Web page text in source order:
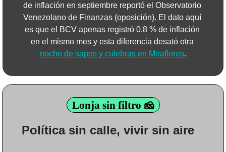
de inflación en septiembre reportó el Observatorio
Venezolano de Finanzas (oposición). El dato aquí
es que el BCV apenas registró 0,8 % de inflación
noche de sapos y culebras en Miraflores.
Lonja sin filtro 🧀
Política sin calle, vivir sin aire